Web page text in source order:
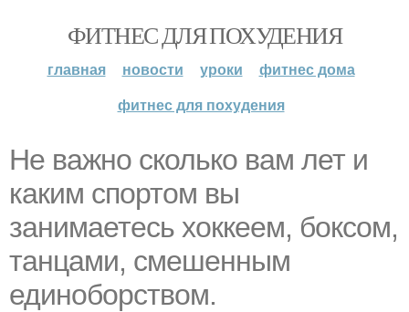
ФИТНЕС ДЛЯ ПОХУДЕНИЯ
главная новости уроки
фитнес дома
фитнес для похудения
Не важно сколько вам лет и
каким спортом вы
занимаетесь хоккеем, боксом,
танцами, смешенным
единоборством.